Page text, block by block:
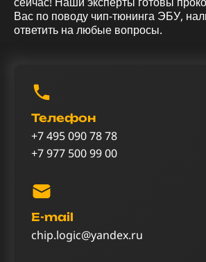
Вас по поводу чип-тюнинга ЭБУ,
ответить на любые вопросы.
Телефон
+7 495 090 78 78
+7 977 500 99 00
E-mail
chip.logic@yandex.ru